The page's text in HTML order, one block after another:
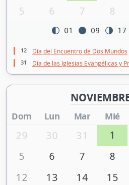
5
6 7 8
01 09 17
12 Día del Encuentro de Dos Mundos
31 Día de las Iglesias Evangélicas y
Dom Lun Mar Mié
29 30 31 1
5
6 7 8
12
13 14 15